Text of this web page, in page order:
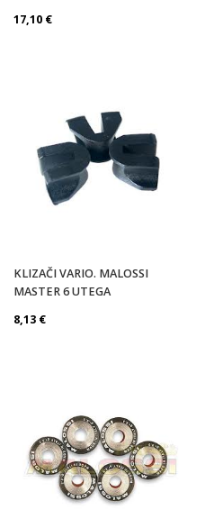
17,10 €
KLIZAČI VARIO. MALOSSI
MASTER 6 UTEGA
8,13 €